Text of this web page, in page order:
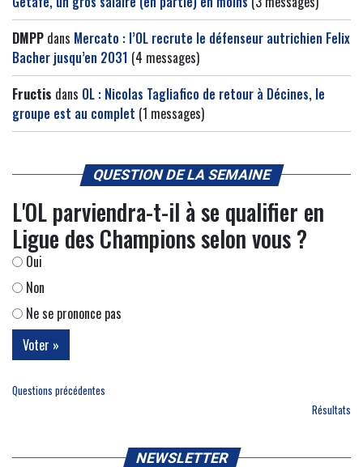
DMPP dans Mercato : l’OL recrute le défenseur autrichien Felix
Bacher jusqu’en 2031 (4 messages)
Fructis dans OL : Nicolas Tagliafico de retour à Décines, le
groupe est au complet (1 messages)
QUESTION DE LA SEMAINE
L'OL parviendra-t-il à se qualifier en
Ligue des Champions selon vous ?
Oui
Non
Ne se prononce pas
Questions précédentes
Résultats
NEWSLETTER